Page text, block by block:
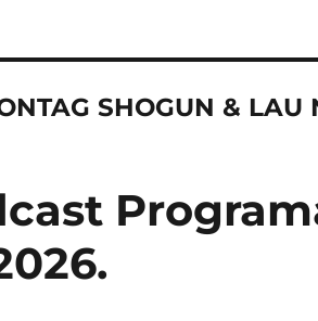
SHOGUN & LAU